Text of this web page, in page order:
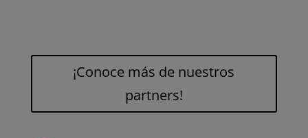
¡Conoce más de nuestros
partners!